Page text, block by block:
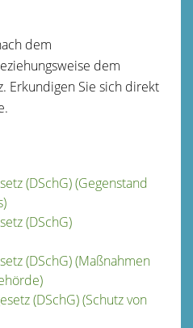
dem
dem
Erkundigen Sie sich direkt
(DSchG) (Gegenstand
(DSchG)
(DSchG) (Maßnahmen
(DSchG) (Schutz von